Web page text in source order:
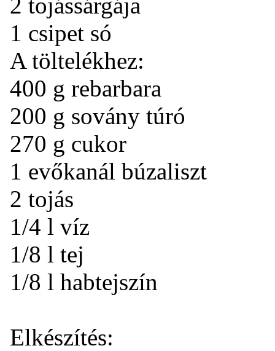
1 csipet só
A töltelékhez:
400 g rebarbara
200 g sovány túró
270 g cukor
1 evőkanál búzaliszt
2 tojás
1/4 l víz
1/8 l tej
1/8 l habtejszín
Elkészítés: